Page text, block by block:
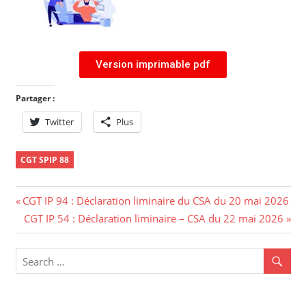
Version imprimable pdf
Partager :
Twitter Plus
CGT SPIP 88
CGT IP 94 : Déclaration liminaire du CSA du 20 mai 2026
CGT IP 54 : Déclaration liminaire – CSA du 22 mai 2026